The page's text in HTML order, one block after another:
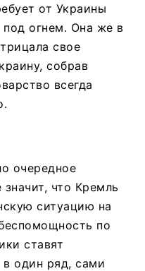
от Украины
под огнем. Она же в
свое
собрав
всегда
очередное
что Кремль
ситуацию на
по
ставят
в один ряд, сами